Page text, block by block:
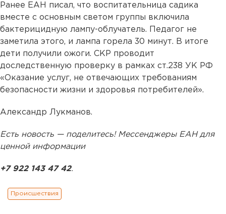
Ранее ЕАН писал, что воспитательница садика
вместе с основным светом группы включила
бактерицидную лампу-облучатель. Педагог не
заметила этого, и лампа горела 30 минут. В итоге
дети получили ожоги. СКР проводит
доследственную проверку в рамках ст.238 УК РФ
«Оказание услуг, не отвечающих требованиям
безопасности жизни и здоровья потребителей».
Александр Лукманов.
Есть новость — поделитесь! Мессенджеры ЕАН для
ценной информации
+7 922 143 47 42.
Происшествия